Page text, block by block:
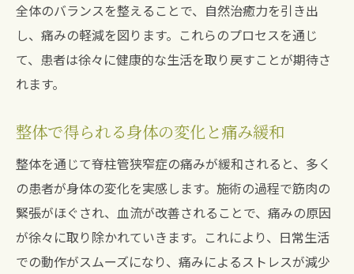
施術がもたらす心身のリラクゼーション効
果
整体後の日常生活での注意点
自然治癒力を活かすための施術計画
南口で実感
整体施術後の痛み緩和実感レポート
脊柱管狭窄症患者の声と整体の実績
施術プロセスとその効果の実証
全体のバランスを整えることで、自然治癒力を引き出
し、痛みの軽減を図ります。これらのプロセスを通じ
て、患者は徐々に健康的な生活を取り戻すことが期待さ
れます。
整体で得られる身体の変化と痛み緩和
整体を通じて脊柱管狭窄症の痛みが緩和されると、多く
の患者が身体の変化を実感します。施術の過程で筋肉の
緊張がほぐされ、血流が改善されることで、痛みの原因
が徐々に取り除かれていきます。これにより、日常生活
での動作がスムーズになり、痛みによるストレスが減少